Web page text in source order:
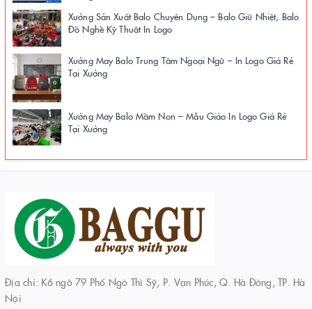
Xưởng Sản Xuất Balo Chuyên Dụng – Balo Giữ Nhiệt, Balo
Đồ Nghề Kỹ Thuật In Logo
Xưởng May Balo Trung Tâm Ngoại Ngữ – In Logo Giá Rẻ
Tại Xưởng
Xưởng May Balo Mầm Non – Mẫu Giáo In Logo Giá Rẻ
Tại Xưởng
Địa chỉ: K6 ngõ 79 Phố Ngô Thì Sỹ, P. Vạn Phúc, Q. Hà Đông, TP. Hà
Nội